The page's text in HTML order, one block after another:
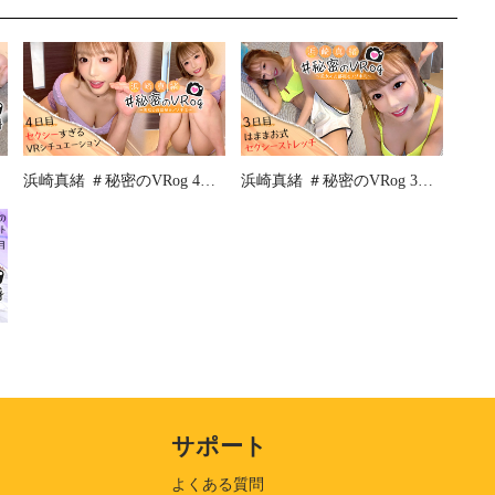
浜崎真緒 ＃秘密のVRog 4日目 セクシーすぎるVRシチュエーション 浜崎真緒 ＃秘密のVRog 3日目 はままお式 セクシートレーニング
サポート
よくある質問